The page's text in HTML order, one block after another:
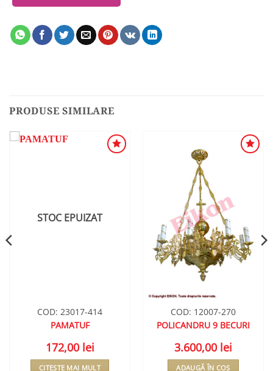
PRODUSE SIMILARE
STOC EPUIZAT
COD: 23017-414
PAMATUF
172,00 lei
CITEȘTE MAI MULT
COD: 12007-270
POLICANDRU 9 BECURI
3.600,00 lei
ADAUGĂ ÎN COȘ